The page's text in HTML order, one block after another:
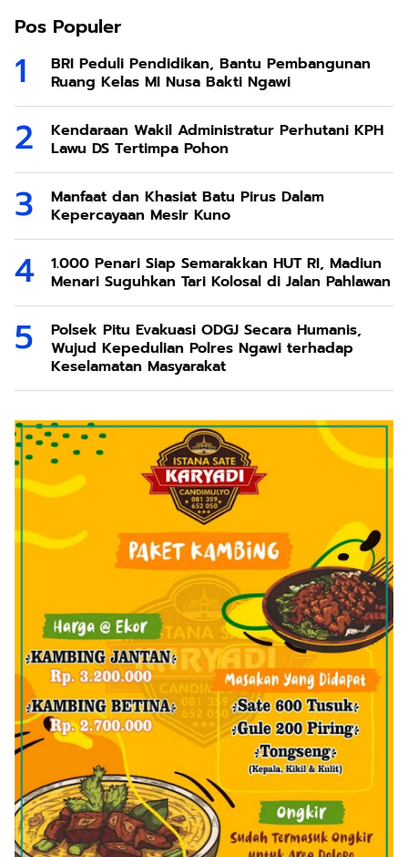
Pos Populer
BRI Peduli Pendidikan, Bantu Pembangunan
Ruang Kelas MI Nusa Bakti Ngawi
Kendaraan Wakil Administratur Perhutani KPH
Lawu DS Tertimpa Pohon
Manfaat dan Khasiat Batu Pirus Dalam
Kepercayaan Mesir Kuno
1.000 Penari Siap Semarakkan HUT RI, Madiun
Menari Suguhkan Tari Kolosal di Jalan Pahlawan
Polsek Pitu Evakuasi ODGJ Secara Humanis,
Wujud Kepedulian Polres Ngawi terhadap
Keselamatan Masyarakat